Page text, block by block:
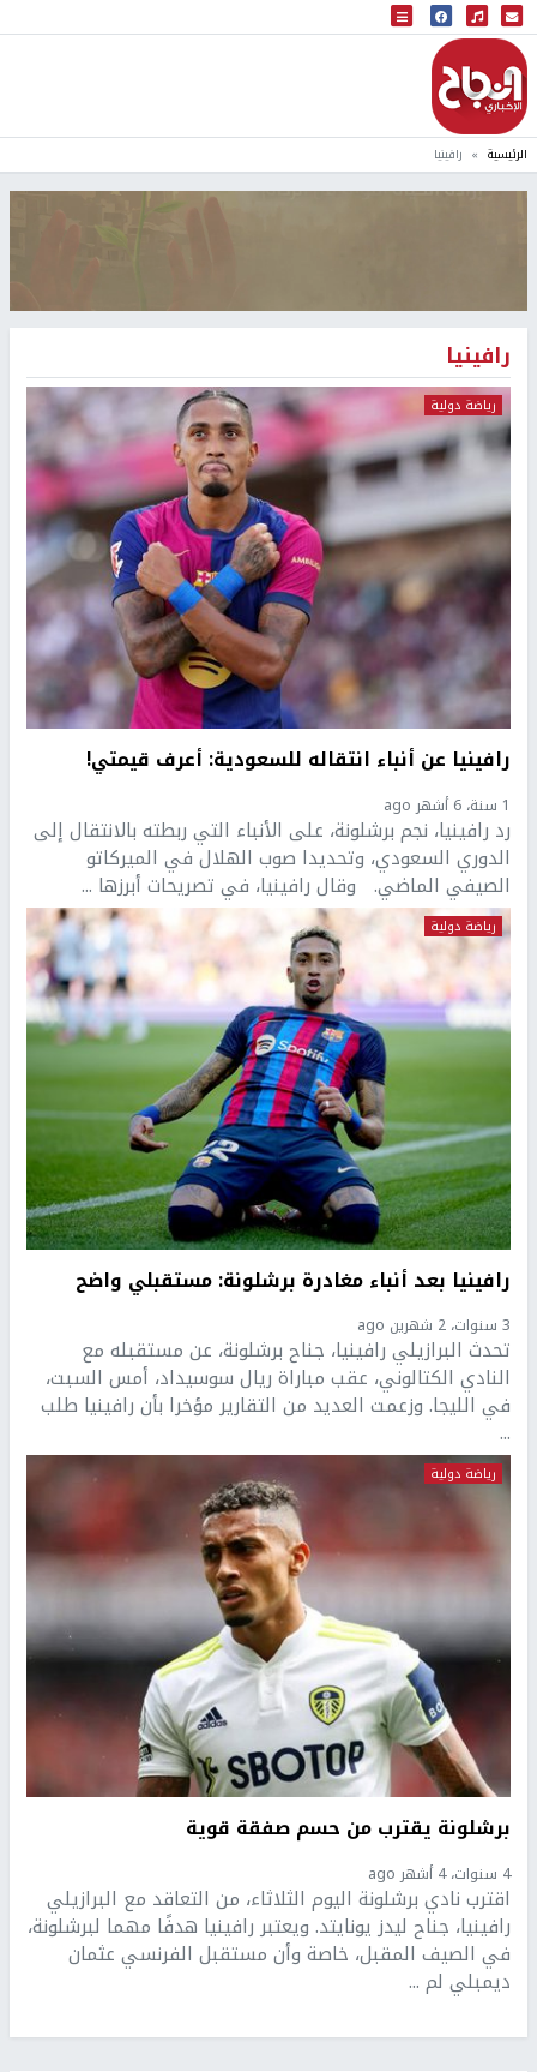
البث المباشر
إذاعة النجاح
الرئيسية رافينيا
رافينيا
رياضة دولية
رافينيا عن أنباء انتقاله للسعودية: أعرف قيمتي!
1 سنة، 6 أشهر ago
رد رافينيا، نجم برشلونة، على الأنباء التي ربطته بالانتقال إلى
الدوري السعودي، وتحديدا صوب الهلال في الميركاتو
الصيفي الماضي. وقال رافينيا، في تصريحات أبرزها ...
رياضة دولية
رافينيا بعد أنباء مغادرة برشلونة: مستقبلي واضح
3 سنوات، 2 شهرين ago
تحدث البرازيلي رافينيا، جناح برشلونة، عن مستقبله مع
النادي الكتالوني، عقب مباراة ريال سوسيداد، أمس السبت،
في الليجا. وزعمت العديد من التقارير مؤخرا بأن رافينيا طلب
...
رياضة دولية
برشلونة يقترب من حسم صفقة قوية
4 سنوات، 4 أشهر ago
اقترب نادي برشلونة اليوم الثلاثاء، من التعاقد مع البرازيلي
رافينيا، جناح ليدز يونايتد. ويعتبر رافينيا هدفًا مهما لبرشلونة،
في الصيف المقبل، خاصة وأن مستقبل الفرنسي عثمان
ديمبلي لم ...